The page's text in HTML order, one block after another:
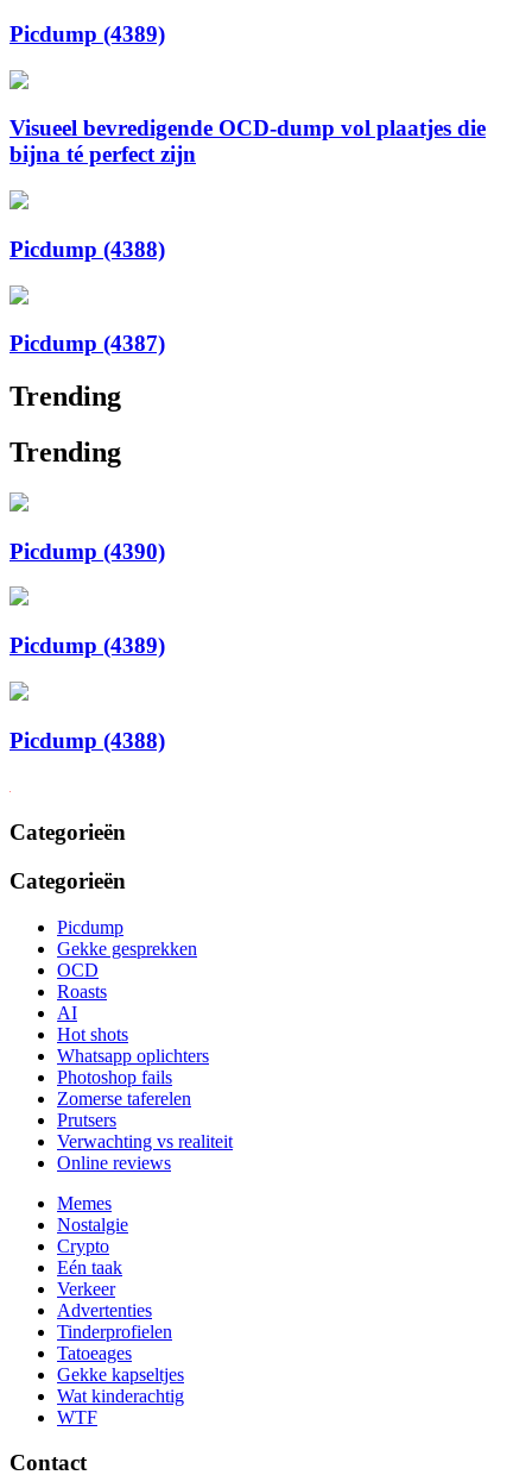
Picdump (4389)
Visueel bevredigende OCD-dump vol plaatjes die
bijna té perfect zijn
Picdump (4388)
Picdump (4387)
Trending
Trending
Picdump (4390)
Picdump (4389)
Picdump (4388)
Categorieën
Categorieën
Picdump
Gekke gesprekken
OCD
Roasts
AI
Hot shots
Whatsapp oplichters
Photoshop fails
Zomerse taferelen
Prutsers
Verwachting vs realiteit
Online reviews
Memes
Nostalgie
Crypto
Eén taak
Verkeer
Advertenties
Tinderprofielen
Tatoeages
Gekke kapseltjes
Wat kinderachtig
WTF
Contact